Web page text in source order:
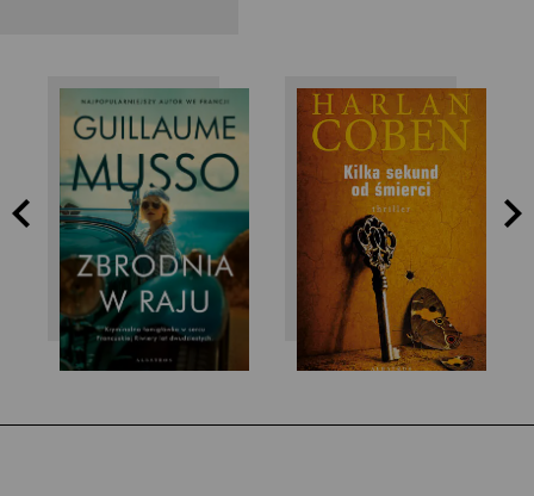
Guillaume Musso Harlan Coben